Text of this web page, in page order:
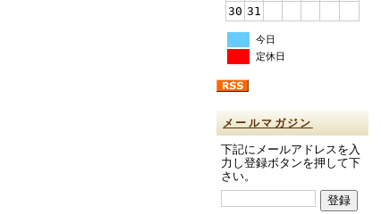
30 31
今日
定休日
メールマガジン
下記にメールアドレスを入
力し登録ボタンを押して下
さい。